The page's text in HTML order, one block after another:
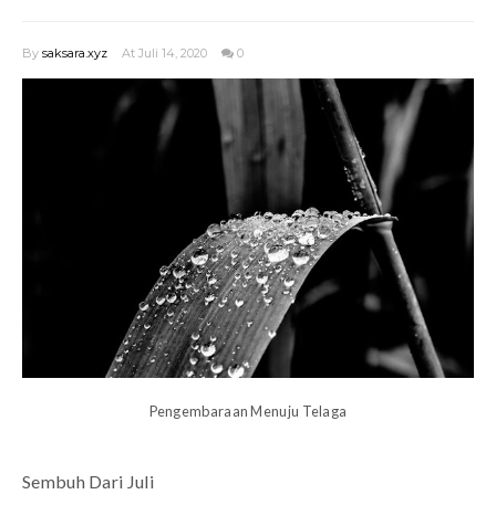
By saksara.xyz At Juli 14, 2020 0
Pengembaraan Menuju Telaga
Sembuh Dari Juli